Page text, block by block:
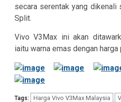
secara serentak yang dikenali
Split.
Vivo V3Max ini akan
iaitu warna emas dengan harga
Tags: Harga Vivo V3Max Malaysia